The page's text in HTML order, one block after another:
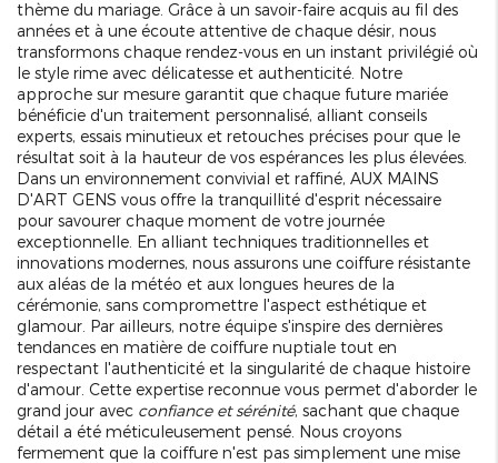
thème du mariage. Grâce à un savoir-faire acquis au fil des
années et à une écoute attentive de chaque désir, nous
transformons chaque rendez-vous en un instant privilégié où
le style rime avec délicatesse et authenticité. Notre
approche sur mesure garantit que chaque future mariée
bénéficie d'un traitement personnalisé, alliant conseils
experts, essais minutieux et retouches précises pour que le
résultat soit à la hauteur de vos espérances les plus élevées.
Dans un environnement convivial et raffiné, AUX MAINS
D'ART GENS vous offre la tranquillité d'esprit nécessaire
pour savourer chaque moment de votre journée
exceptionnelle. En alliant techniques traditionnelles et
innovations modernes, nous assurons une coiffure résistante
aux aléas de la météo et aux longues heures de la
cérémonie, sans compromettre l'aspect esthétique et
glamour. Par ailleurs, notre équipe s'inspire des dernières
tendances en matière de coiffure nuptiale tout en
respectant l'authenticité et la singularité de chaque histoire
d'amour. Cette expertise reconnue vous permet d'aborder le
grand jour avec confiance et sérénité, sachant que chaque
détail a été méticuleusement pensé. Nous croyons
fermement que la coiffure n'est pas simplement une mise